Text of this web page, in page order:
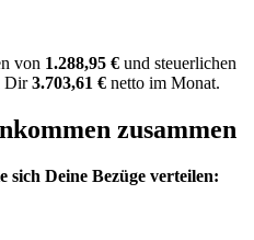
von 1.288,95 € und steuerlichen
Dir3.703,61 € netto im Monat.
zusammen
Deine Bezüge verteilen: